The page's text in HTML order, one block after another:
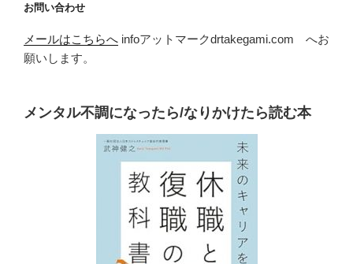
お問い合わせ
メールはこちらへ infoアットマークdrtakegami.com へお
願いします。
メンタル不調になったら/なりかけたら読む本